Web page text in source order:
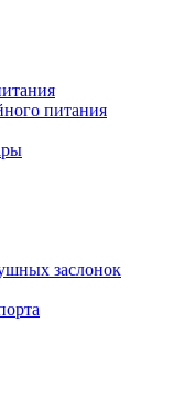
питания
заслонок